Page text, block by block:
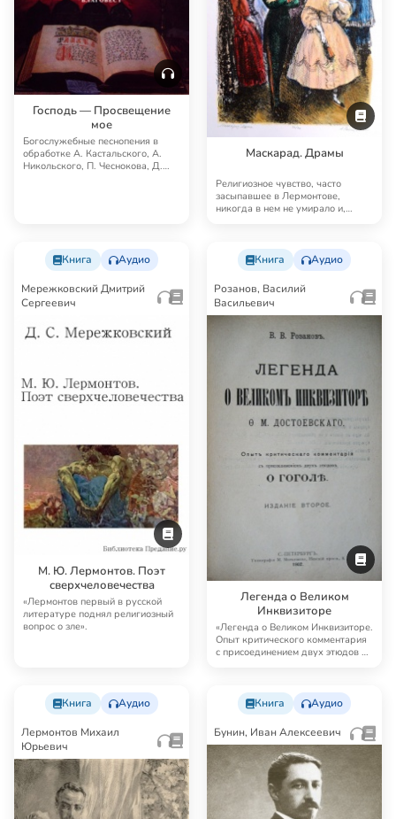
Господь — Просвещение
мое
Богослужебные песнопения в
обработке А. Кастальского, А.
Никольского, П. Чеснокова, Д.
Маскарад. Драмы
Религиозное чувство, часто
засыпавшее в Лермонтове,
никогда в нем не умирало и,
Книга Аудио
Мережковский Дмитрий
Сергеевич
М. Ю. Лермонтов. Поэт
сверхчеловечества
«Лермонтов первый в русской
литературе поднял религиозный
вопрос о зле».
Книга Аудио
Розанов, Василий
Васильевич
Легенда о Великом
Инквизиторе
«Легенда о Великом Инквизиторе.
Опыт критического комментария
с присоединением двух этюдов о
Книга Аудио
Лермонтов Михаил
Юрьевич
Книга Аудио
Бунин, Иван Алексеевич